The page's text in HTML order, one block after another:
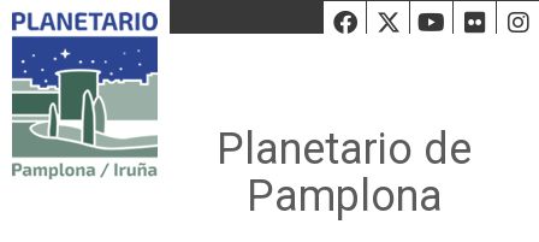
Facebook
Twiiter
Planetario de
Pamplona